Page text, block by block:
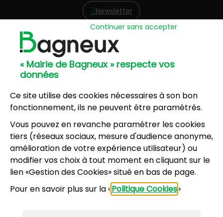
« Mairie de Bagneux » respecte vos
données
Ce site utilise des cookies nécessaires à son bon
fonctionnement, ils ne peuvent être paramétrés.
Vous pouvez en revanche paramétrer les cookies
tiers (réseaux sociaux, mesure d'audience anonyme,
amélioration de votre expérience utilisateur) ou
modifier vos choix à tout moment en cliquant sur le
lien «Gestion des Cookies» situé en bas de page.
Pour en savoir plus sur la «Politique Cookies»
Continuer sans accepter
Newsletter
Hôtel de Ville
57, avenue Henri Ravera - 92220 Bagneux
01 42 31 60 00
8, résidence du Port Galand - 92220 Bagneux
01 45 47 62 00
NOUS CONTACTER
Horaires d’ouverture:
Lundi, mercredi, jeudi, vendredi : 8h30-12h et
13h30-17h